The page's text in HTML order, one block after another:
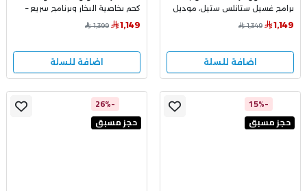
برامج غسيل ستانلس ستيل، موديل
CDW6P15PSTSGG
1,149
1,349
اضافة للسلة
كجم بخاصية البخار وبرنامج سريع –
أبيض، موديل CWTL11HW
1,149
1,399
اضافة للسلة
-15%
حجز مسبق
-26%
حجز مسبق